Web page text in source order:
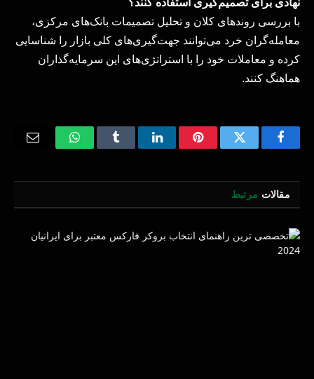
با بررسی روندهای کلان و تحلیل تصمیمات بانک‌های مرکزی،
معامله‌گران خرد می‌توانند جهت‌گیری‌های کلی بازار را شناسایی
کرده و معاملات خود را با استراتژی‌های این سرمایه‌گذاران
هماهنگ کنند.
Facebook
Twitter
Pinterest
LinkedIn
Tumblr
WhatsApp
Email
مقالات مرتبط